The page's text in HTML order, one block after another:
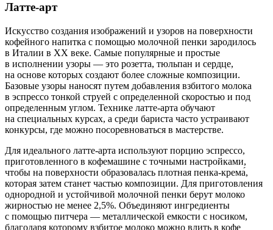
Латте-арт
Искусство создания изображений и узоров на поверхности
кофейного напитка с помощью молочной пенки зародилось
в Италии в XX веке. Самые популярные и простые
в исполнении узоры — это розетта, тюльпан и сердце,
на основе которых создают более сложные композиции.
Базовые узоры наносят путем добавления взбитого молока
в эспрессо тонкой струей с определенной скоростью и под
определенным углом. Технике латте-арта обучают
на специальных курсах, а среди бариста часто устраивают
конкурсы, где можно посоревноваться в мастерстве.
Для идеального латте-арта используют порцию эспрессо,
приготовленного в кофемашине с точными настройками,
чтобы на поверхности образовалась плотная пенка-крема́,
которая затем станет частью композиции. Для приготовления
однородной и устойчивой молочной пенки берут молоко
жирностью не менее 2,5%. Объединяют ингредиенты
с помощью питчера — металлической емкости с носиком,
благодаря которому взбитое молоко можно влить в кофе